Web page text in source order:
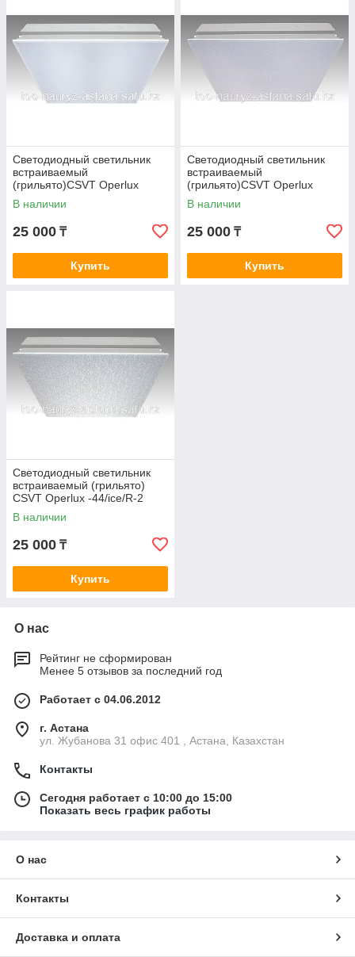
Светодиодный светильник
встраиваемый
(грильято)CSVT Operlux
-44/opal/R-2
В наличии
25 000 ₸
Купить
Светодиодный светильник
встраиваемый
(грильято)CSVT Operlux
-44/prisma
В наличии
25 000 ₸
Купить
Светодиодный светильник
встраиваемый (грильято)
CSVT Operlux -44/ice/R-2
В наличии
25 000 ₸
Купить
О нас
Рейтинг не сформирован
Менее 5 отзывов за последний год
Работает с 04.06.2012
г. Астана
ул. Жубанова 31 офис 401 , Астана, Казахстан
Контакты
Сегодня работает с 10:00 до 15:00
Показать весь график работы
О нас
Контакты
Доставка и оплата